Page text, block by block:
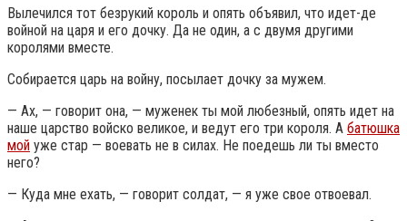
Вылечился тот безрукий король и опять объявил, что идет-де
войной на царя и его дочку. Да не один, а с двумя другими
королями вместе.
Собирается царь на войну, посылает дочку за мужем.
— Ах, — говорит она, — муженек ты мой любезный, опять идет на
наше царство войско великое, и ведут его три короля. А батюшка
мой уже стар — воевать не в силах. Не поедешь ли ты вместо
него?
— Куда мне ехать, — говорит солдат, — я уже свое отвоевал.